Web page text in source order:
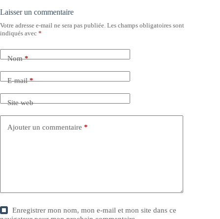
Laisser un commentaire
Votre adresse e-mail ne sera pas publiée. Les champs obligatoires sont
indiqués avec *
Nom*
E-mail*
Site web
Ajouter un commentaire *
Enregistrer mon nom, mon e-mail et mon site dans ce